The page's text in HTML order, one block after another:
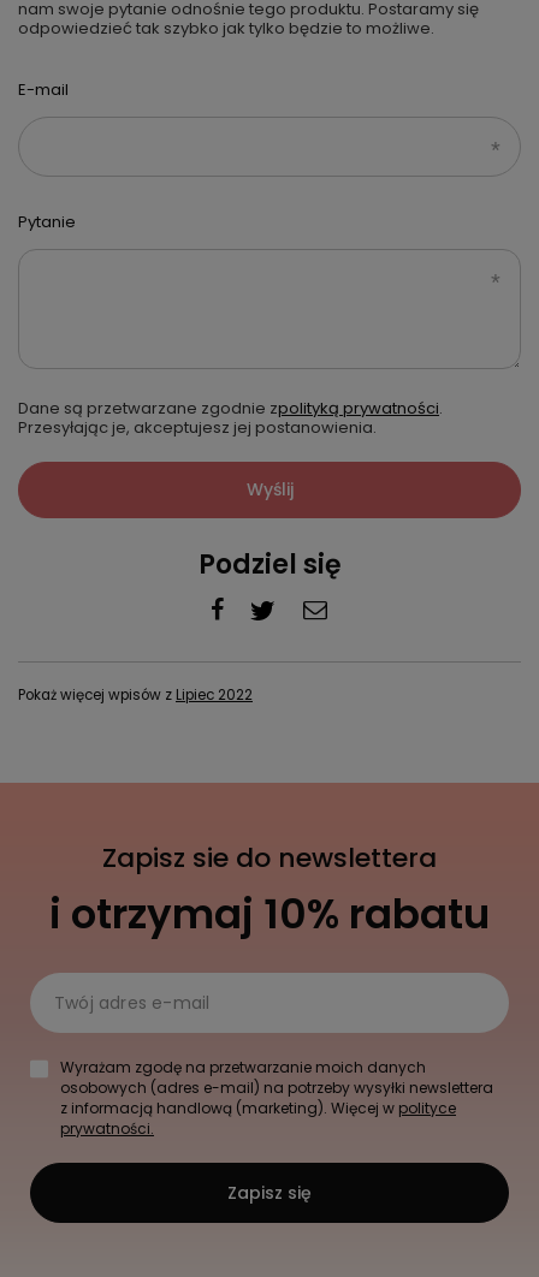
nam swoje pytanie odnośnie tego produktu. Postaramy się
odpowiedzieć tak szybko jak tylko będzie to możliwe.
E-mail
Pytanie
Dane są przetwarzane zgodnie zpolityką prywatności.
Przesyłając je, akceptujesz jej postanowienia.
Wyślij
Podziel się
Pokaż więcej wpisów z Lipiec 2022
Zapisz sie do newslettera
i otrzymaj 10% rabatu
Twój adres e-mail
Wyrażam zgodę na przetwarzanie moich danych
osobowych (adres e-mail) na potrzeby wysyłki newslettera
z informacją handlową (marketing). Więcej w polityce
prywatności.
Zapisz się